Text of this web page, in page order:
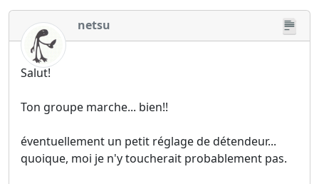
netsu
Salut!
Ton groupe marche... bien!!
éventuellement un petit réglage de détendeur...
quoique, moi je n'y toucherait probablement pas.